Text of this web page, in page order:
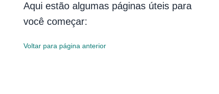
Aqui estão algumas páginas úteis para
você começar:
Voltar para página anterior